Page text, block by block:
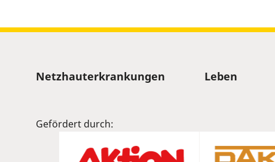
Sitemap
Netzhauterkrankungen Leben
Gefördert durch: